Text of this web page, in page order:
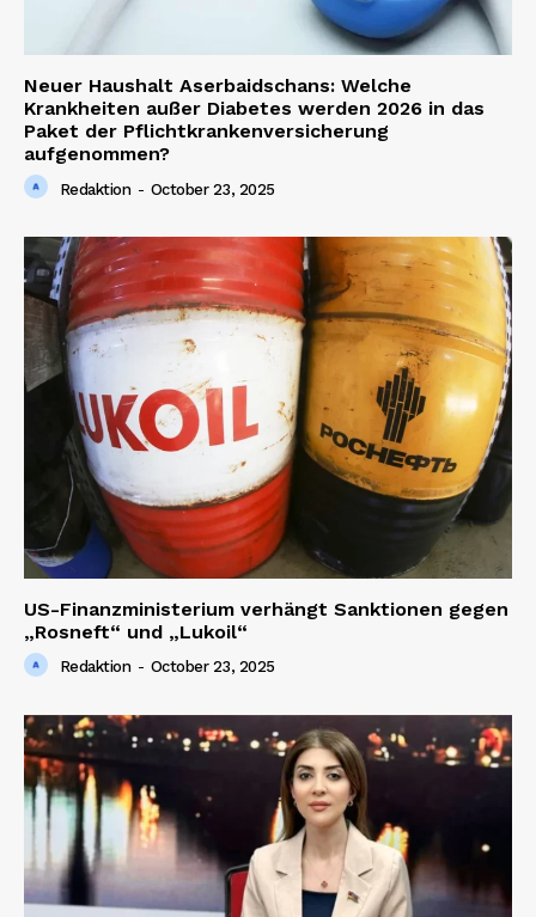
News Week
Magazine PRO
SUBSCRIBE NOW
Company
About us
Contact us
Neuer Haushalt Aserbaidschans: Welche
Krankheiten außer Diabetes werden 2026 in das
Paket der Pflichtkrankenversicherung
aufgenommen?
Redaktion - October 23, 2025
US-Finanzministerium verhängt Sanktionen gegen
„Rosneft“ und „Lukoil“
Redaktion - October 23, 2025